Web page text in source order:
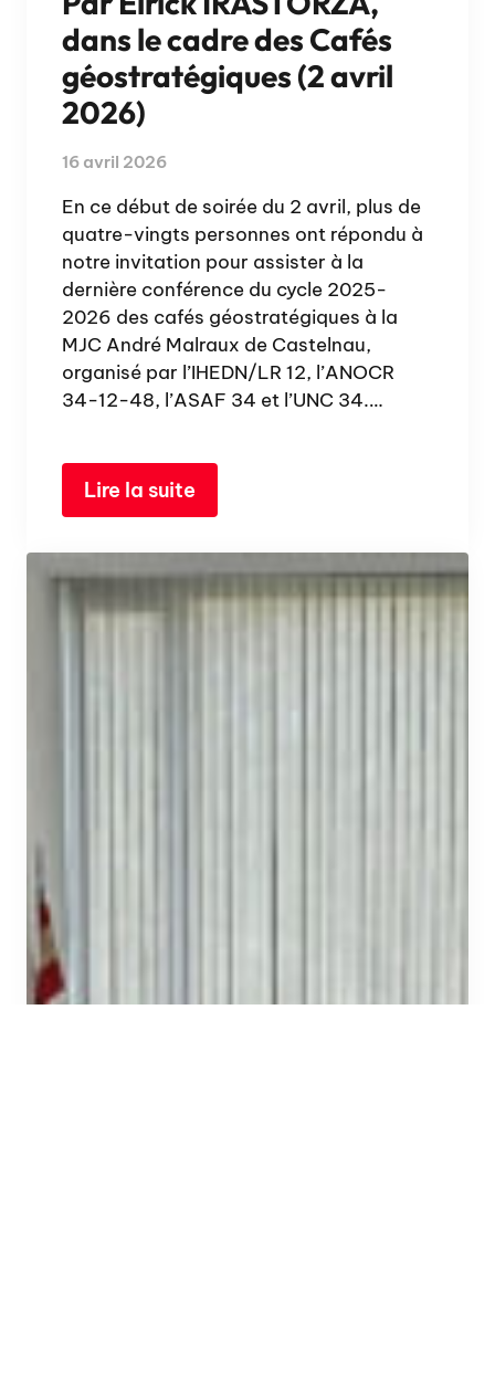
dans le cadre des Cafés
géostratégiques (2 avril
2026)
16 avril 2026
En ce début de soirée du 2 avril, plus de
quatre-vingts personnes ont répondu à
notre invitation pour assister à la
dernière conférence du cycle 2025-
2026 des cafés géostratégiques à la
MJC André Malraux de Castelnau,
organisé par l’IHEDN/LR 12, l’ANOCR
34-12-48, l’ASAF 34 et l’UNC 34.…
Lire la suite